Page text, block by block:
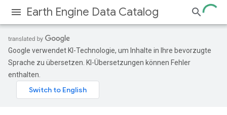
Earth Engine Data Catalog
Google verwendet KI-Technologie, um Inhalte in Ihre bevorzugte
Sprache zu übersetzen. KI-Übersetzungen können Fehler
enthalten.